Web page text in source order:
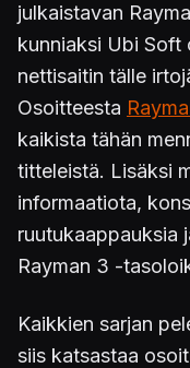
julkaistavan
kunniaksi Ubi Soft
nettisaitin tälle
Osoitteesta
kaikista tähän
titteleistä. Lisäksi
informaatiota,
ruutukaappauksia
Rayman 3 -
Kaikkien sarjan
siis katsastaa